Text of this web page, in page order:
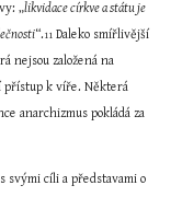
„likvidace církve a státu je
“.11 Daleko smířlivější
nejsou založená na
přístup k víře. Některá
anarchizmus pokládá za
svými cíli a představami o